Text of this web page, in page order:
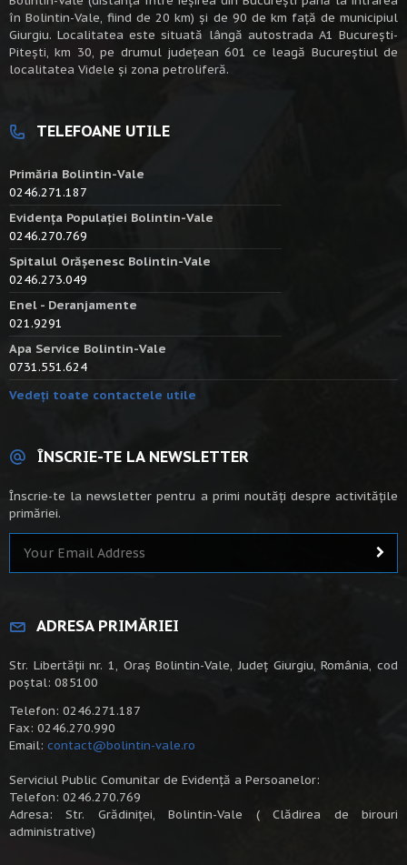
în Bolintin-Vale, fiind de 20 km) şi de 90 de km faţă de municipiul
Giurgiu. Localitatea este situată lângă autostrada A1 Bucureşti-
Piteşti, km 30, pe drumul judeţean 601 ce leagă Bucureştiul de
localitatea Videle şi zona petroliferă.
TELEFOANE UTILE
Primăria Bolintin-Vale
0246.271.187
Evidența Populației Bolintin-Vale
0246.270.769
Spitalul Orășenesc Bolintin-Vale
0246.273.049
Enel - Deranjamente
021.9291
Apa Service Bolintin-Vale
0731.551.624
Vedeți toate contactele utile
ÎNSCRIE-TE LA NEWSLETTER
Înscrie-te la newsletter pentru a primi noutăți despre activitățile
primăriei.
ADRESA PRIMĂRIEI
Str. Libertății nr. 1, Oraș Bolintin-Vale, Județ Giurgiu, România, cod
poștal: 085100
Telefon: 0246.271.187
Fax: 0246.270.990
Email: contact@bolintin-vale.ro
Serviciul Public Comunitar de Evidență a Persoanelor:
Telefon: 0246.270.769
Adresa: Str. Grădiniței, Bolintin-Vale ( Clădirea de birouri
administrative)